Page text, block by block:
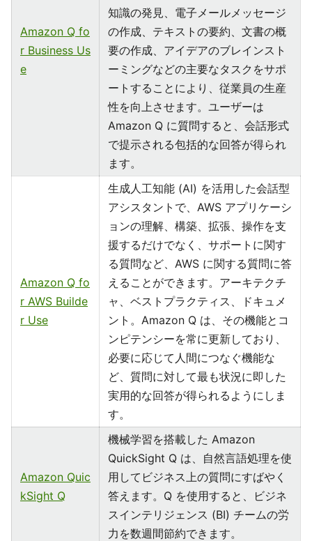
Amazon Q fo
r Business Us
e
知識の発見、電子メールメッセージ
の作成、テキストの要約、文書の概
要の作成、アイデアのブレインスト
ーミングなどの主要なタスクをサポ
ートすることにより、従業員の生産
性を向上させます。ユーザーは
Amazon Q に質問すると、会話形式
で提示される包括的な回答が得られ
ます。
Amazon Q fo
r AWS Builde
r Use
生成人工知能 (AI) を活用した会話型
アシスタントで、AWS アプリケーシ
ョンの理解、構築、拡張、操作を支
援するだけでなく、サポートに関す
る質問など、AWS に関する質問に答
えることができます。アーキテクチ
ャ、ベストプラクティス、ドキュメ
ント。Amazon Q は、その機能とコ
ンピテンシーを常に更新しており、
必要に応じて人間につなぐ機能な
ど、質問に対して最も状況に即した
実用的な回答が得られるようにしま
す。
Amazon Quic
kSight Q
機械学習を搭載した Amazon
QuickSight Q は、自然言語処理を使
用してビジネス上の質問にすばやく
答えます。Q を使用すると、ビジネ
スインテリジェンス (BI) チームの労
力を数週間節約できます。